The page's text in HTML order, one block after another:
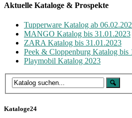
Aktuelle Kataloge & Prospekte
Tupperware Katalog ab
MANGO Katalog bis 31.01.2023
ZARA Katalog bis 31.01.2023
Peek & Cloppenburg Katalog bis
Playmobil Katalog 2023
Kataloge24